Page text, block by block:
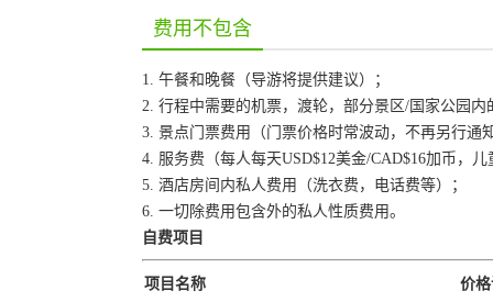
费用不包含
1. 午餐和晚餐（导游将提供建议）；
2. 行程中需要的机票，渡轮，部分景区/国家公园内
3. 景点门票费用（门票价格时常波动，不再另行通
4. 服务费（每人每天USD$12美金/CAD$16加币，
5. 酒店房间内私人费用（洗衣费，电话费等）；
6. 一切除费用包含外的私人性质费用。
自费项目
项目名称 价